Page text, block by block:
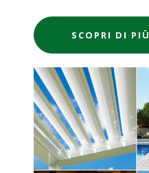
SCOPRI DI PIÙ